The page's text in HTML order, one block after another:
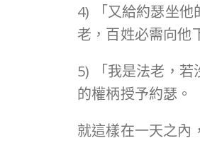
4) 「又給約瑟坐
老，百姓必需向他
5) 「我是法老，
的權柄授予約瑟。
就這樣在一天之內